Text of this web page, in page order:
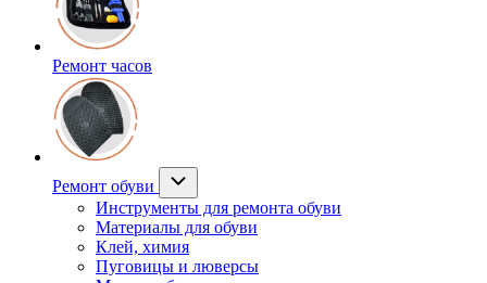
Ремонт часов
Ремонт обуви
Инструменты для ремонта обуви
Материалы для обуви
Клей, химия
Пуговицы и люверсы